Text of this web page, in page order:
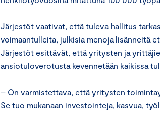
Järjestöt vaativat, että tuleva hallitus
voimaantulleita, julkisia menoja lisänneitä
Järjestöt esittävät, että yritysten ja
ansiotuloverotusta kevennetään kaikissa
– On varmistettava, että yritysten
Se tuo mukanaan investointeja, kasvua,